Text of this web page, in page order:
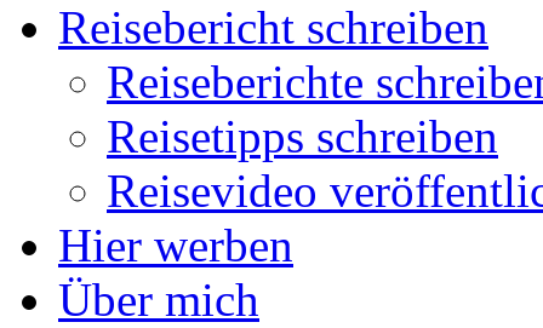
Reisebericht schreiben
Reiseberichte
Reisetipps schreiben
Reisevideo
Hier werben
Über mich